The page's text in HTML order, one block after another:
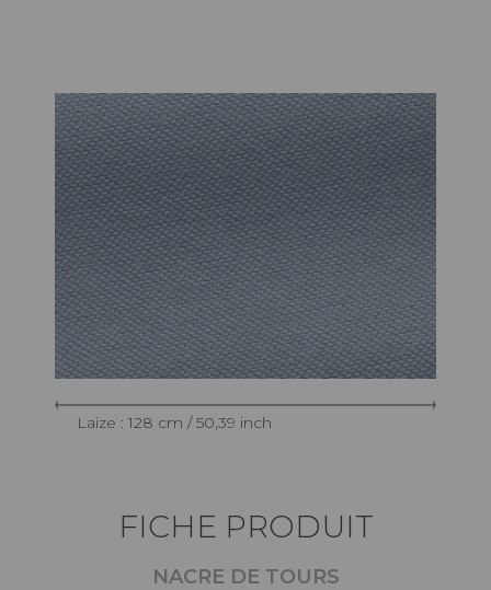
Laize : 128 cm / 50,39 inch
FICHE PRODUIT
NACRE DE TOURS